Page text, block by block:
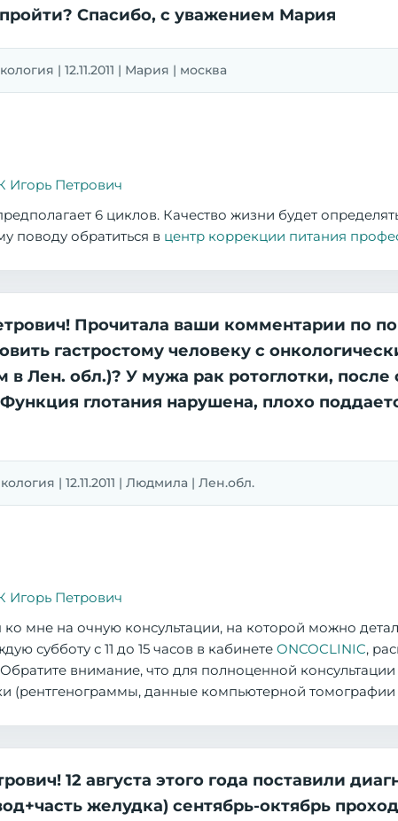
Спасибо, с уважением Мария
| 12.11.2011 | Мария | москва
Петрович
6 циклов. Качество жизни будет
поводу обратиться в центр коррекции питания
Прочитала ваши комментарии по
гастростому человеку с
в Лен. обл.)? У мужа рак ротоглотки,
глотания нарушена, плохо
| 12.11.2011 | Людмила | Лен.обл.
Петрович
мне на очную консультации, на которой можно
субботу с 11 до 15 часов в кабинете ONCOCLINIC,
внимание, что для полноценной
(рентгенограммы, данные компьютерной томографии
12 августа этого года поставили
желудка) сентябрь-октябрь